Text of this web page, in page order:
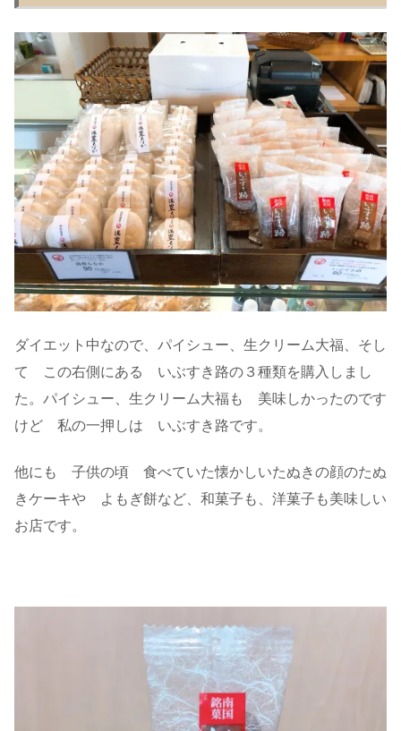
ダイエット中なので、パイシュー、生クリーム大福、そし
て この右側にある いぶすき路の３種類を購入しまし
た。パイシュー、生クリーム大福も 美味しかったのです
けど 私の一押しは いぶすき路です。
他にも 子供の頃 食べていた懐かしいたぬきの顔のたぬ
きケーキや よもぎ餅など、和菓子も、洋菓子も美味しい
お店です。